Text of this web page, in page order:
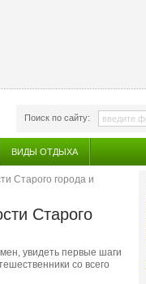
Поиск по сайту:
ВИДЫ ОТДЫХА
Старого города и
Старого
увидеть первые шаги
со всего